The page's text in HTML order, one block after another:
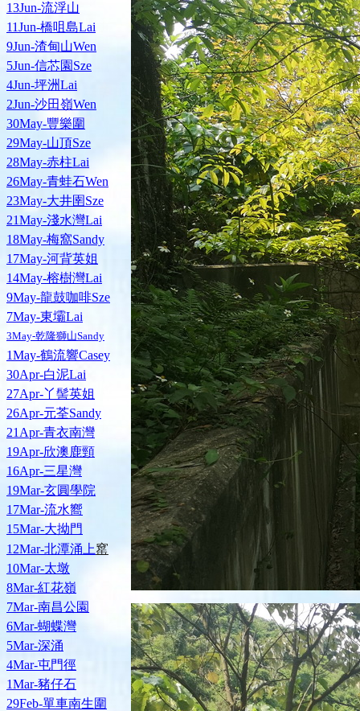
13Jun-流浮山
11Jun-橋咀島Lai
9Jun-渣甸山Wen
5Jun-信芯園Sze
4Jun-坪洲Lai
2Jun-沙田嶺Wen
30May-豐樂圍
29May-山頂Sze
28May-赤柱Lai
26May-青蛙石Wen
23May-大井圉Sze
21May-淺水灣Lai
18May-梅窩Sandy
17May-河背英姐
14May-榕樹灣Lai
9May-龍鼓咖啡Sze
7May-東壩Lai
3May-乾隆獅山Sandy
1May-鶴流響Casey
30Apr-白泥Lai
27Apr-丫髻英姐
26Apr-元荃Sandy
21Apr-青衣南灣
19Apr-欣澳鹿頸
16Apr-三星灣
19Mar-玄圓學院
17Mar-流水嚮
15Mar-大拗門
12Mar-北潭涌上窰
10Mar-太墩
8Mar-紅花嶺
7Mar-南昌公園
6Mar-蝴蝶灣
5Mar-深涌
4Mar-屯門徑
1Mar-豬仔石
29Feb-單車南生圍